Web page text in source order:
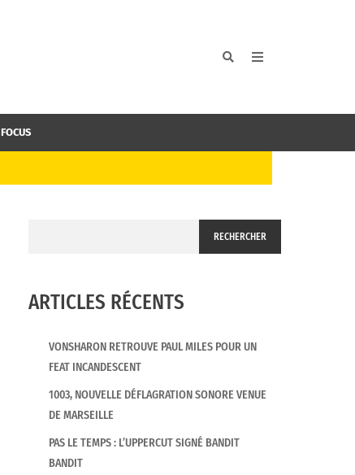
FOCUS
RECHERCHER
ARTICLES RÉCENTS
VONSHARON RETROUVE PAUL MILES POUR UN
FEAT INCANDESCENT
1003, NOUVELLE DÉFLAGRATION SONORE VENUE
DE MARSEILLE
PAS LE TEMPS : L’UPPERCUT SIGNÉ BANDIT
BANDIT